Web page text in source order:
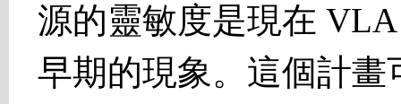
源的靈敏度是現在
早期的現象。這個計